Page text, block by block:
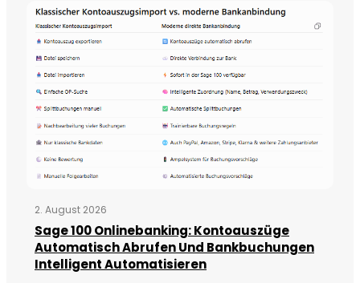
2. August 2026
Sage 100 Onlinebanking: Kontoauszüge
Automatisch Abrufen Und Bankbuchungen
Intelligent Automatisieren